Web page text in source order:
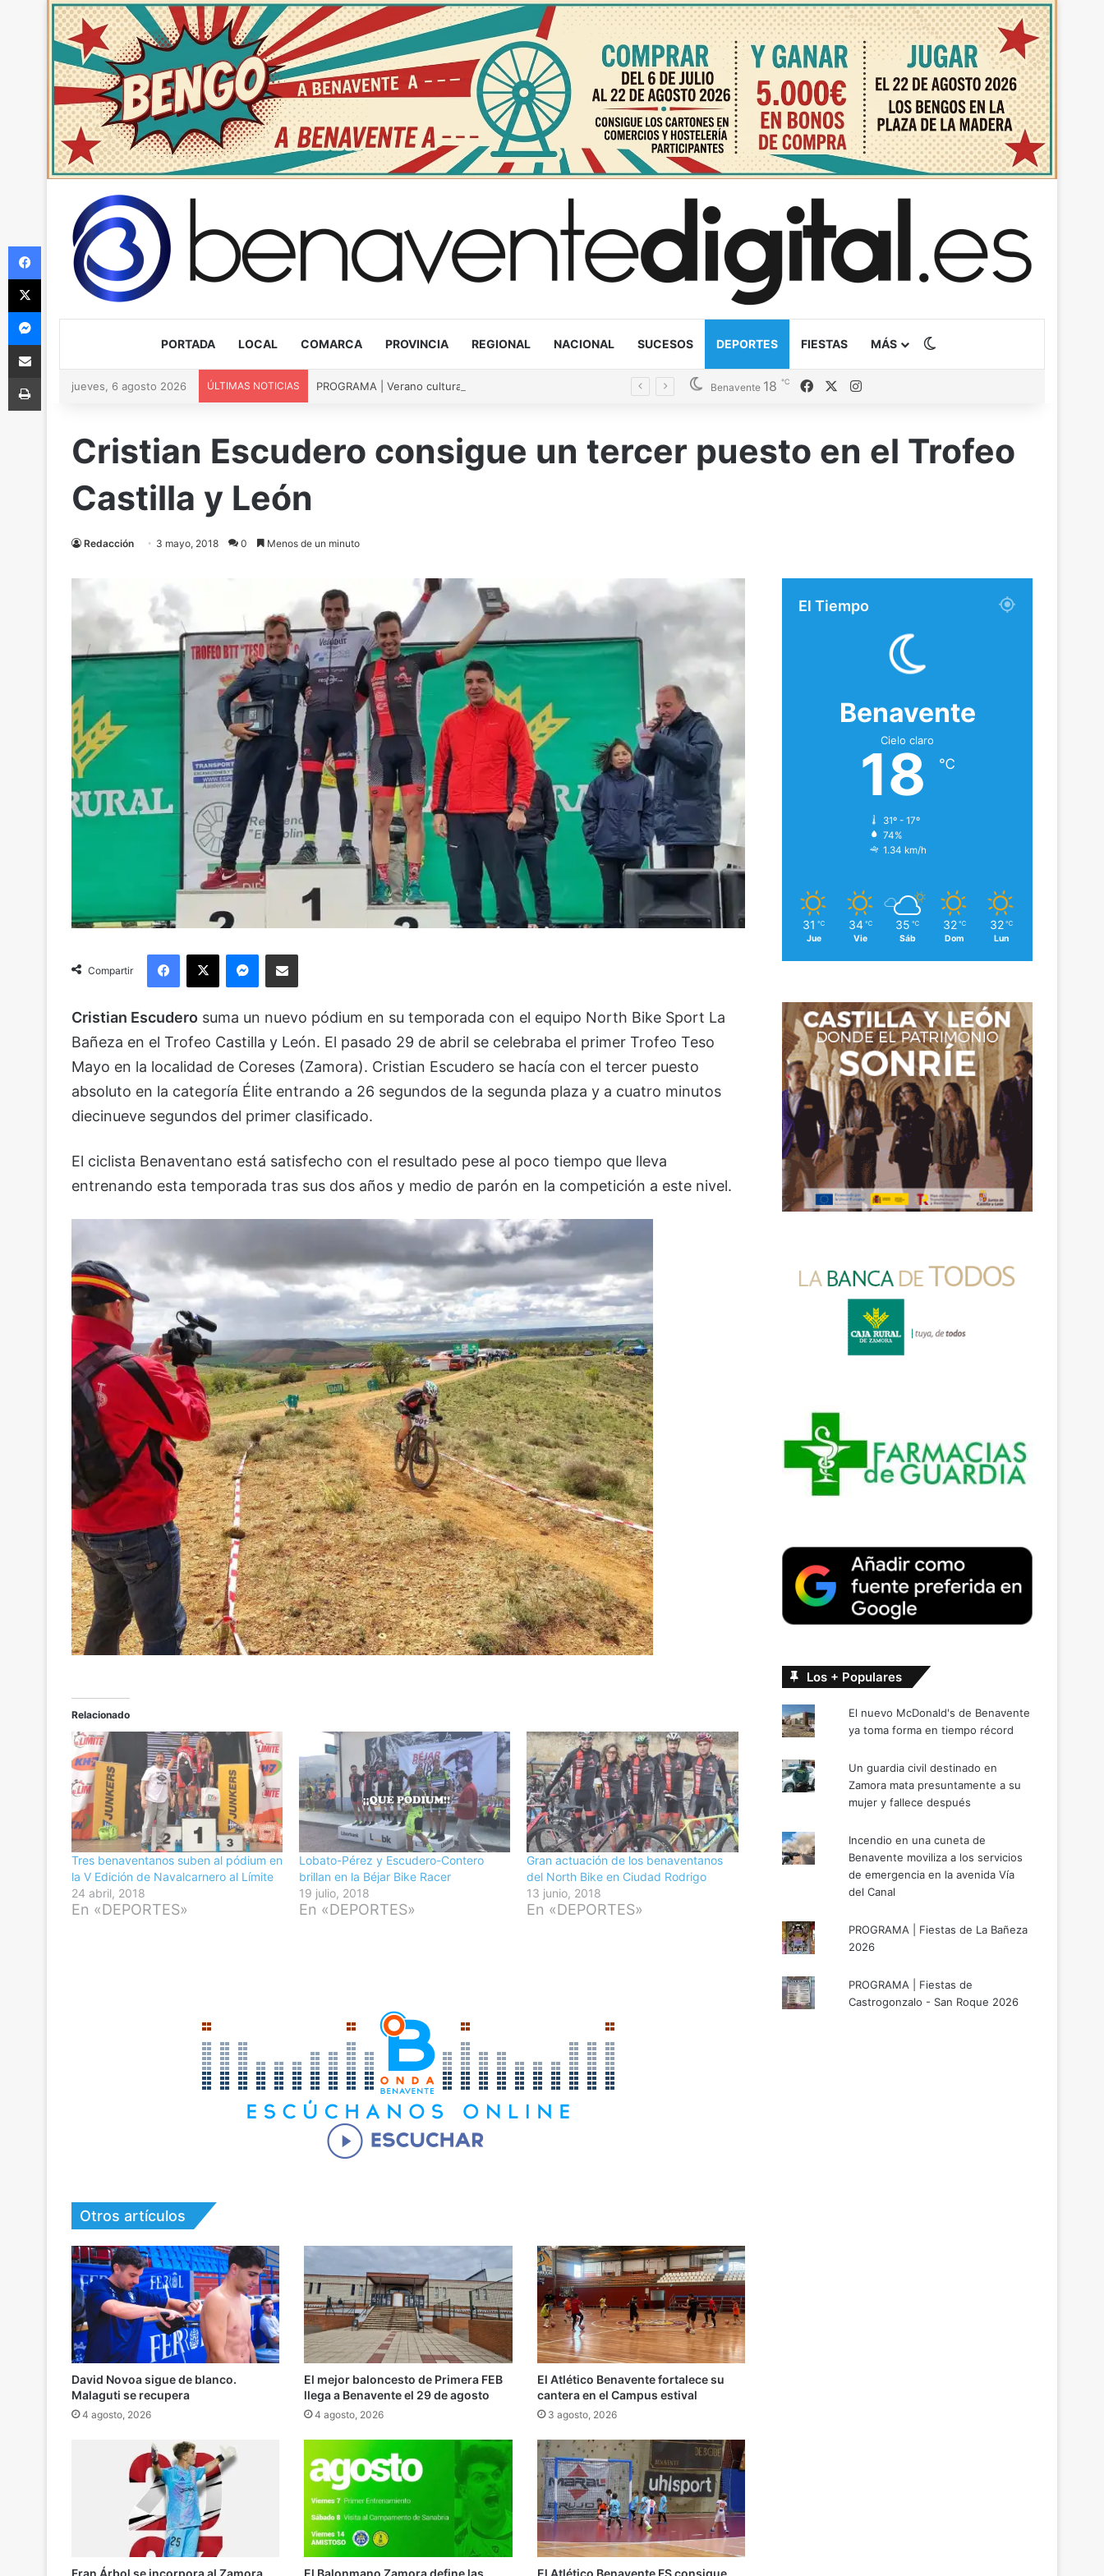
PORTADA LOCAL COMARCA PROVINCIA REGIONAL NACIONAL SUCESOS DEPORTES FIESTAS MÁS
jueves, 6 agosto 2026 ÚLTIMAS NOTICIAS PROGRAMA | Verano cultural en Bretó 2026 Benavente 18 ℃ Facebook
Cristian Escudero consigue un tercer puesto en el Trofeo
Castilla y León
Redacción 3 mayo, 2018 0 Menos de un minuto
Compartir
Cristian Escudero suma un nuevo pódium en su temporada con el equipo North Bike Sport La
Bañeza en el Trofeo Castilla y León. El pasado 29 de abril se celebraba el primer Trofeo Teso
Mayo en la localidad de Coreses (Zamora). Cristian Escudero se hacía con el tercer puesto
absoluto en la categoría Élite entrando a 26 segundos de la segunda plaza y a cuatro minutos
diecinueve segundos del primer clasificado.
El ciclista Benaventano está satisfecho con el resultado pese al poco tiempo que lleva
entrenando esta temporada tras sus dos años y medio de parón en la competición a este nivel.
Relacionado
Tres benaventanos suben al pódium en
la V Edición de Navalcarnero al Límite
24 abril, 2018
En «DEPORTES»
Lobato-Pérez y Escudero-Contero
brillan en la Béjar Bike Racer
19 julio, 2018
En «DEPORTES»
Gran actuación de los benaventanos
del North Bike en Ciudad Rodrigo
13 junio, 2018
En «DEPORTES»
Otros artículos
David Novoa sigue de blanco.
Malaguti se recupera
4 agosto, 2026
El mejor baloncesto de Primera FEB
llega a Benavente el 29 de agosto
4 agosto, 2026
El Atlético Benavente fortalece su
cantera en el Campus estival
3 agosto, 2026
El Balonmano Zamora define las El Atlético Benavente FS consigue
El Tiempo
Benavente
Cielo claro
18 ℃
31º - 17º
74%
1.34 km/h
31 ℃
Jue
34 ℃
Vie
35 ℃
Sáb
32 ℃
Dom
32 ℃
Lun
Los + Populares
El nuevo McDonald's de Benavente
ya toma forma en tiempo récord
Un guardia civil destinado en
Zamora mata presuntamente a su
mujer y fallece después
Incendio en una cuneta de
Benavente moviliza a los servicios
de emergencia en la avenida Vía
del Canal
PROGRAMA | Fiestas de La Bañeza
2026
PROGRAMA | Fiestas de
Castrogonzalo - San Roque 2026
Facebook